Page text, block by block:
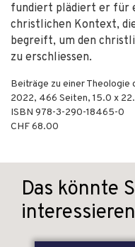
fundiert plädiert er für
christlichen Kontext,
begreift, um den
zu erschliessen.
Beiträge zu einer Theologie
2022, 466 Seiten, 15.0 x
ISBN 978-3-290-18465-0
CHF 68.00
Das könnte
interessieren